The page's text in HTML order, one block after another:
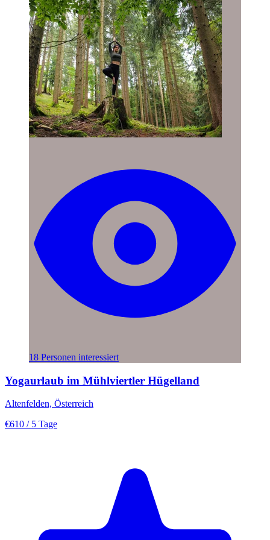
18 Personen interessiert
Yogaurlaub im Mühlviertler Hügelland
Altenfelden, Österreich
€610 / 5 Tage